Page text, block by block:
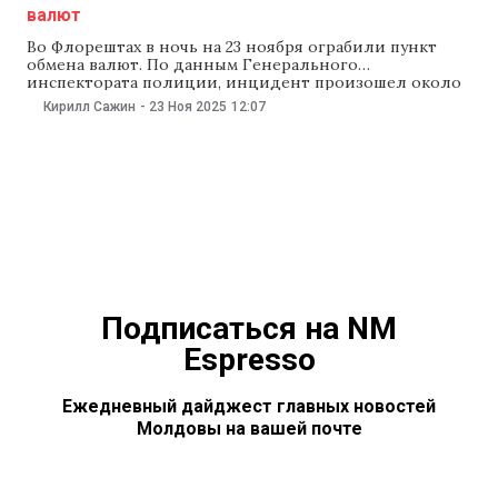
валют
Во Флорештах в ночь на 23 ноября ограбили пункт
обмена валют. По данным Генерального
инспектората полиции, инцидент произошел около
03:00. «Сигнал поступил от частной охранной
компании, отвечающей за охрану пункта обмена. На
Кирилл Сажин - 23 Ноя 2025 12:07
Подписаться на NM
Espresso
Ежедневный дайджест главных новостей
Молдовы на вашей почте